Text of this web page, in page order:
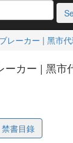
レーカー | 黑市代
ーカー | 黑市
禁書目錄